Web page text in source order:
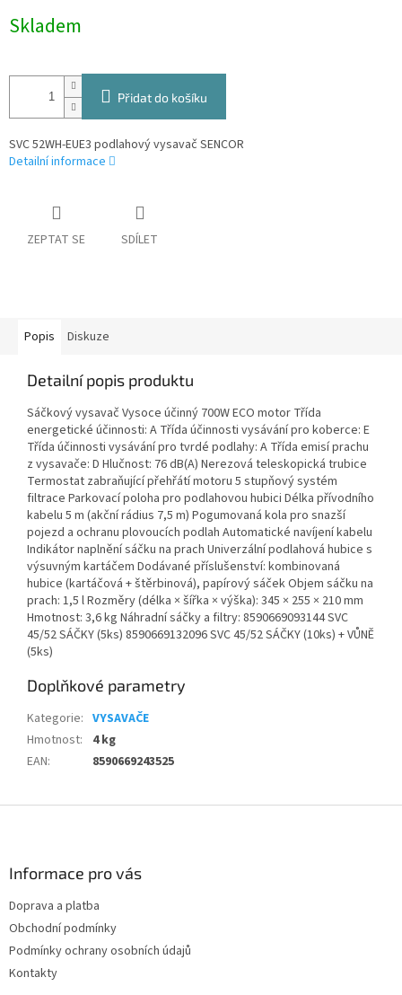
cena:
Skladem
Přidat do košíku
SVC 52WH-EUE3 podlahový vysavač SENCOR
Detailní informace
ZEPTAT SE SDÍLET
Popis Diskuze
Detailní popis produktu
Sáčkový vysavač Vysoce účinný 700W ECO motor Třída
energetické účinnosti: A Třída účinnosti vysávání pro koberce: E
Třída účinnosti vysávání pro tvrdé podlahy: A Třída emisí prachu
z vysavače: D Hlučnost: 76 dB(A) Nerezová teleskopická trubice
Termostat zabraňující přehřátí motoru 5 stupňový systém
filtrace Parkovací poloha pro podlahovou hubici Délka přívodního
kabelu 5 m (akční rádius 7,5 m) Pogumovaná kola pro snazší
pojezd a ochranu plovoucích podlah Automatické navíjení kabelu
Indikátor naplnění sáčku na prach Univerzální podlahová hubice s
výsuvným kartáčem Dodávané příslušenství: kombinovaná
hubice (kartáčová + štěrbinová), papírový sáček Objem sáčku na
prach: 1,5 l Rozměry (délka × šířka × výška): 345 × 255 × 210 mm
Hmotnost: 3,6 kg Náhradní sáčky a filtry: 8590669093144 SVC
45/52 SÁČKY (5ks) 8590669132096 SVC 45/52 SÁČKY (10ks) + VŮNĚ
(5ks)
Doplňkové parametry
Kategorie: VYSAVAČE
Hmotnost:
4 kg
EAN: 8590669243525
Informace pro vás
Doprava a platba
Obchodní podmínky
Podmínky ochrany osobních údajů
Kontakty